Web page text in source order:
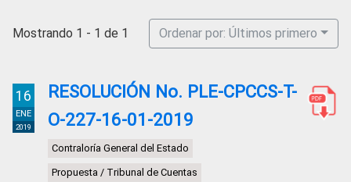
Social
Mostrando 1 - 1 de 1 Ordenar por: Últimos primero
16
ENE
2019
RESOLUCIÓN No. PLE-CPCCS-T-
O-227-16-01-2019
Contraloría General del Estado
Propuesta / Tribunal de Cuentas